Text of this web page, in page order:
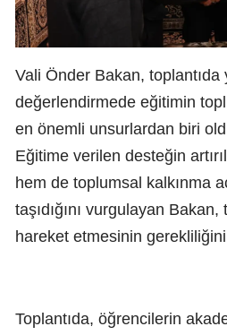
Vali Önder Bakan, toplantıda
değerlendirmede eğitimin
en önemli unsurlardan biri
Eğitime verilen desteğin
hem de toplumsal kalkınma
taşıdığını vurgulayan
hareket etmesinin
Toplantıda, öğrencilerin